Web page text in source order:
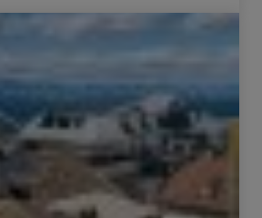
les-Bains 5 Zimmer 117 m²